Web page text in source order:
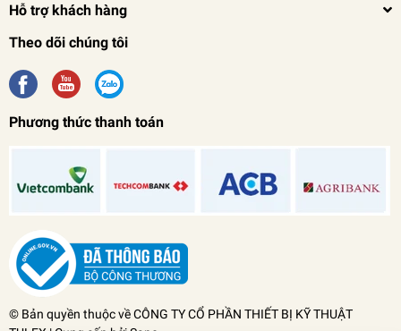
Hỗ trợ khách hàng
Theo dõi chúng tôi
Phương thức thanh toán
© Bản quyền thuộc vềCÔNG TY CỔ PHẦN THIẾT BỊ KỸ THUẬT
0₫
undefined